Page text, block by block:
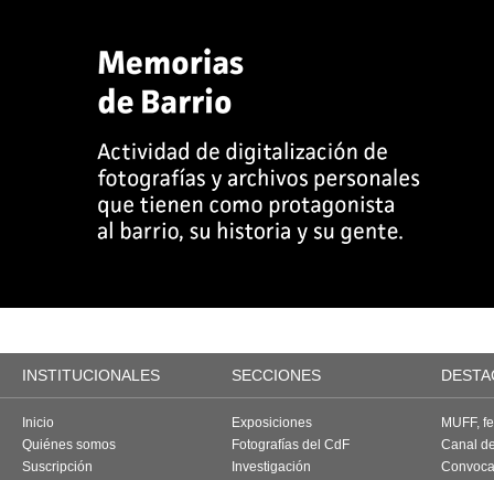
INSTITUCIONALES SECCIONES
Inicio
Quiénes somos
Suscripción
Exposiciones
Fotografías del CdF
Investigación
MUFF,
Canal